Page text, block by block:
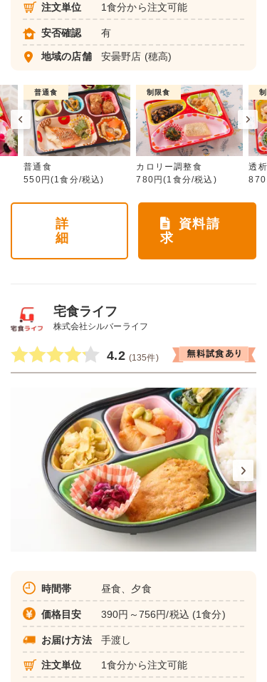
注文単位 1食分から注文可能
安否確認 有
地域の店舗 安曇野店 (穂高)
普通食
普通食
550円(1食分/税込)
制限食
カロリー調整食
780円(1食分/税込)
透析
詳
細
資料請
求
宅食ライフ
株式会社シルバーライフ
4.2 (135件)
時間帯 昼食、夕食
価格目安 390円～756円/税込 (1食分)
お届け方法 手渡し
注文単位 1食分から注文可能